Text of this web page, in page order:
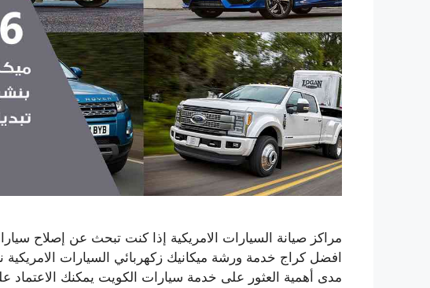
مراكز صيانة السيارات الامريكية إذا كنت تبحث عن إصلاح
افضل كراج خدمة ورشة ميكانيك زكهربائي السيارات
مدى أهمية العثور على خدمة سيارات الكويت يمكنك الاعتماد